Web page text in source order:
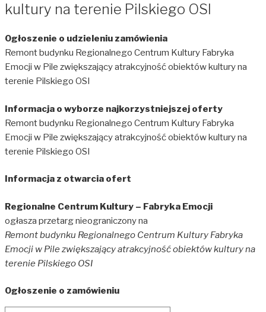
kultury na terenie Pilskiego OSI
Ogłoszenie o udzieleniu zamówienia
Remont budynku Regionalnego Centrum Kultury Fabryka
Emocji w Pile zwiększający atrakcyjność obiektów kultury na
terenie Pilskiego OSI
Informacja o wyborze najkorzystniejszej oferty
Remont budynku Regionalnego Centrum Kultury Fabryka
Emocji w Pile zwiększający atrakcyjność obiektów kultury na
terenie Pilskiego OSI
Informacja z otwarcia ofert
Regionalne Centrum Kultury – Fabryka Emocji
ogłasza przetarg nieograniczony na
Remont budynku Regionalnego Centrum Kultury Fabryka
Emocji w Pile zwiększający atrakcyjność obiektów kultury na
terenie Pilskiego OSI
Ogłoszenie o zamówieniu